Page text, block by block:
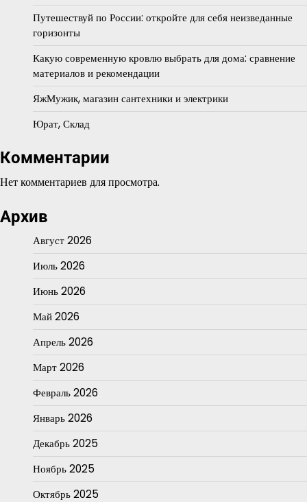
Путешествуй по России: откройте для себя неизведанные
горизонты
Какую современную кровлю выбрать для дома: сравнение
материалов и рекомендации
ЯжМужик, магазин сантехники и электрики
Юрат, Склад
Комментарии
Нет комментариев для просмотра.
Архив
Август 2026
Июль 2026
Июнь 2026
Май 2026
Апрель 2026
Март 2026
Февраль 2026
Январь 2026
Декабрь 2025
Ноябрь 2025
Октябрь 2025